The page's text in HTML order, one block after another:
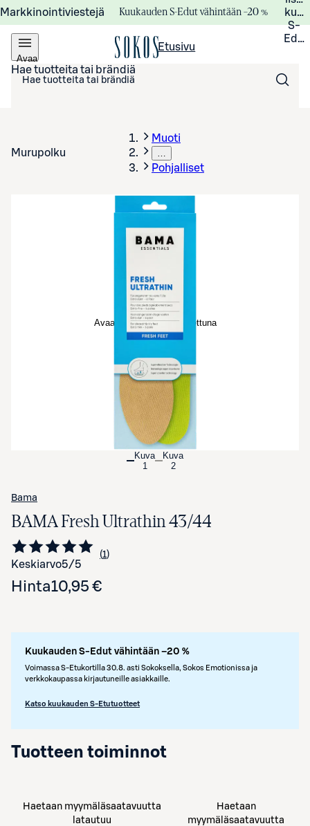
Markkinointiviestejä Kuukauden S-Edut vähintään –20 %
S-
Avaa
valikko
Etusivu
Hae tuotteita tai brändiä
Murupolku
Muoti
…
Pohjalliset
Avaa tuotekuva suurennettuna
Kuva
1
Kuva
2
Bama
BAMA Fresh Ultrathin 43/44
Keskiarvo5/5 Siirry arvioihin
1
kappale
Hinta10,95 €
Kuukauden S-Edut vähintään –20 %
Voimassa S-Etukortilla 30.8. asti Sokoksella, Sokos Emotionissa ja
verkkokaupassa kirjautuneille asiakkaille.
Katso kuukauden S-Etutuotteet
Tuotteen toiminnot
Haetaan myymäläsaatavuutta
latautuu
Haetaan
myymäläsaatavuutta